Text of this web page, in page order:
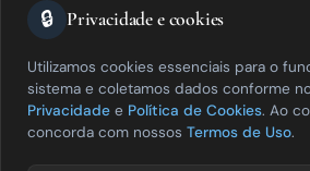
A diferença entre um CRM
com IA integrada está na
convencional armazena dados
🔒 Privacidade e cookies
Utilizamos cookies essenciais para o
sistema e coletamos dados conforme
Privacidade e Política de Cookies. Ao
concorda com nossos Termos de Uso.